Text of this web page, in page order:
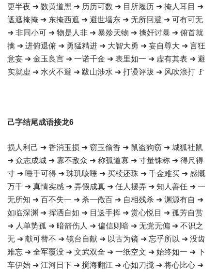
更半夜 ➜ 数黄道黑 ➜ 历历可数 ➜ 目所履历 ➜ 掩人耳目 ➜
遮遮掩掩 ➜ 东掩西遮 ➜ 避世墙东 ➜ 无所回避 ➜ 可有可无
➜ 非同小可 ➜ 物是人非 ➜ 暴殄天物 ➜ 擒奸讨暴 ➜ 俯首就
擒 ➜ 进俯退俯 ➜ 勇猛精进 ➜ 大智大勇 ➜ 妄自尊大 ➜ 言狂
意妄 ➜ 金玉良言 ➜ 一诺千金 ➜ 表里如一 ➜ 虚有其表 ➜ 避
实就虚 ➜ 水火不避 ➜ 跋山涉水 ➜ 打谩评跋 ➜ 风吹浪打 🚩
己字结尾成语接龙6
损人利己 ➜ 香消玉损 ➜ 窃玉偷香 ➜ 鼠盗狗窃 ➜ 城狐社鼠
➜ 众志成城 ➜ 寡不敌众 ➜ 称孤道寡 ➜ 寸量铢称 ➜ 得尺得
寸 ➜ 唾手可得 ➜ 珠玑咳唾 ➜ 买椟还珠 ➜ 千金难买 ➜ 感慨
万千 ➜ 真情实感 ➜ 弄假成真 ➜ 任人摆弄 ➜ 知人善任 ➜ 一
无所知 ➜ 百不失一 ➜ 杀一儆百 ➜ 自相残杀 ➜ 渊源有自 ➜
如临深渊 ➜ 挥洒自如 ➜ 目送手挥 ➜ 赏心悦目 ➜ 孤芳自赏
➜ 人单势孤 ➜ 暗箭伤人 ➜ 偏信则暗 ➜ 无党无偏 ➜ 不识之
无 ➜ 献可替不 ➜ 镜台自献 ➜ 以古为镜 ➜ 忘乎所以 ➜ 没齿
难忘 ➜ 全军覆没 ➜ 文武双全 ➜ 一纸空文 ➜ 始终如一 ➜ 下
车伊始 ➜ 江河日下 ➜ 搅海翻江 ➜ 心如刀搅 ➜ 将心比心 ➜